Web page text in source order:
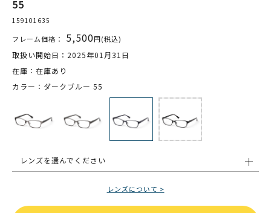
55
159101635
フレーム価格： 5,500円(税込)
取扱い開始日：2025年01月31日
在庫：在庫あり
カラー：ダークブルー 55
レンズを選んでください
レンズについて >